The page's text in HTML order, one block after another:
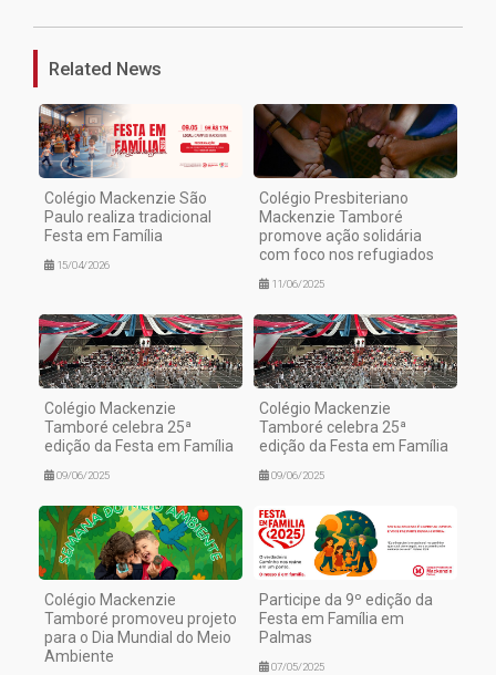
Related News
Colégio Mackenzie São
Paulo realiza tradicional
Festa em Família
15/04/2026
Colégio Presbiteriano
Mackenzie Tamboré
promove ação solidária
com foco nos refugiados
11/06/2025
Colégio Mackenzie
Tamboré celebra 25ª
edição da Festa em Família
09/06/2025
Colégio Mackenzie
Tamboré celebra 25ª
edição da Festa em Família
09/06/2025
Colégio Mackenzie
Tamboré promoveu projeto
para o Dia Mundial do Meio
Ambiente
Participe da 9º edição da
Festa em Família em
Palmas
07/05/2025